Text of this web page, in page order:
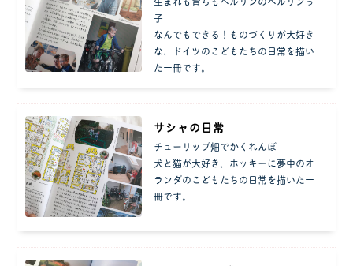
子
なんでもできる！ものづくりが大好き
な、ドイツのこどもたちの日常を描い
た一冊です。
サシャの日常
チューリップ畑でかくれんぼ
犬と猫が大好き、ホッキーに夢中のオ
ランダのこどもたちの日常を描いた一
冊です。